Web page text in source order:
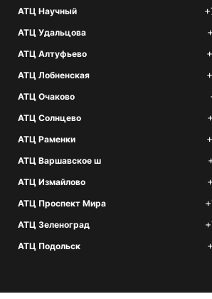
АТЦ Научный
АТЦ Удальцова
АТЦ Алтуфьево
АТЦ Лобненская
АТЦ Очаково
АТЦ Солнцево
АТЦ Раменки
АТЦ Варшавское ш
АТЦ Измайлово
АТЦ Проспект Мира
АТЦ Зеленоград
АТЦ Подольск